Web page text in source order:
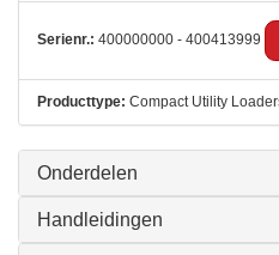
Serienr.: 400000000 - 400413999
Producttype: Compact Utility
Onderdelen
Handleidingen